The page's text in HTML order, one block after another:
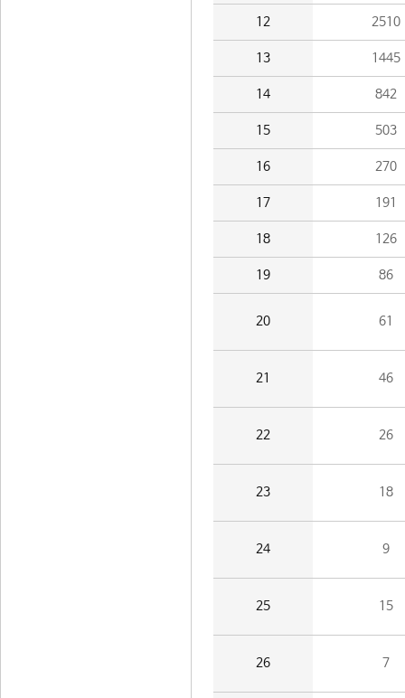
12 2510
13 1445
14 842
15 503
16 270
17 191
18 126
19 86
20 61
21 46
22 26
23 18
24 9
25 15
26 7